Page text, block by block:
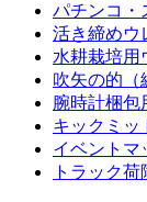
パチンコ・
活き締めウ
水耕栽培用
吹矢の的（
腕時計梱包
キックミッ
イベントマ
トラック